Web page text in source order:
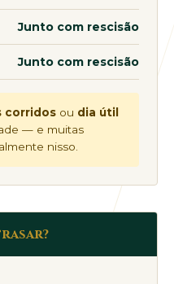
Junto com rescisão
Junto com rescisão
corridos ou dia útil
— e muitas
nisso.